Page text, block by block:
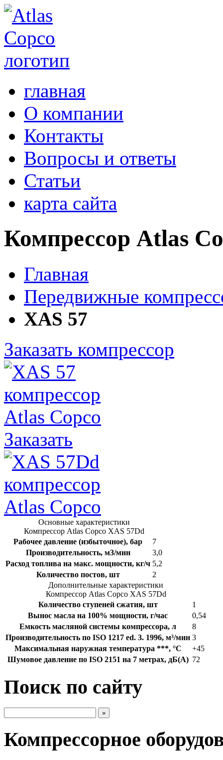
главная
О компании
Контакты
Вопросы и ответы
Статьи
карта сайта
Компрессор Atlas
Главная
Передвижные
XAS 57
Заказать компрессор
Заказать
Основные характеристики
Компрессор Atlas Copco XAS 57Dd
Рабочее давление (избыточное), бар
7
Производительность, м3/мин
3,0
Расход топлива на макс. мощности, кг/ч 5,2
Количество постов, шт
2
Дополнительные характеристики
Компрессор Atlas Copco XAS 57Dd
Количество ступеней сжатия, шт
1
Вынос масла на 100% мощности, г/час
0,54
Емкость масляной системы компрессора, л
8
Производительность по ISO 1217 ed. 3. 1996, м³/мин 3
Максимальная наружная температура ***, °С
+45
Шумовое давление по ISO 2151 на 7 метрах, дБ(А) 72
Поиск по сайту
Компрессорное